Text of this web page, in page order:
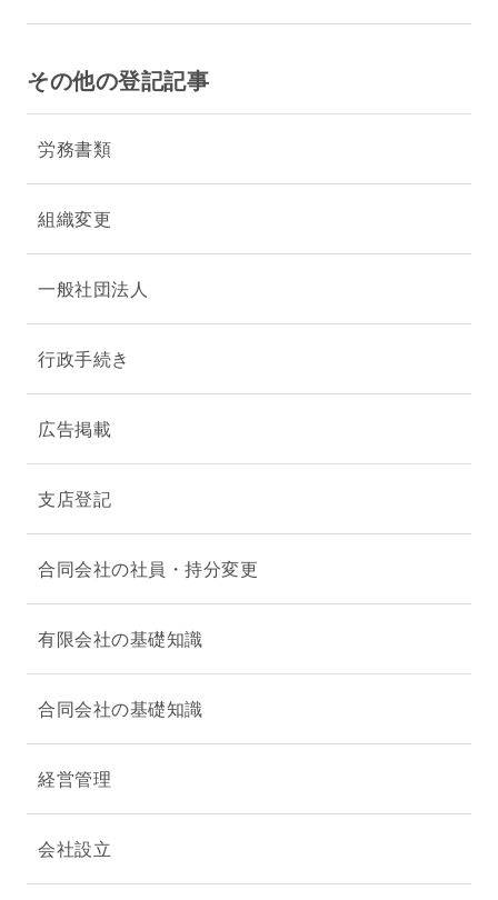
その他の登記記事
労務書類
組織変更
一般社団法人
行政手続き
広告掲載
支店登記
合同会社の社員・持分変更
有限会社の基礎知識
合同会社の基礎知識
経営管理
会社設立